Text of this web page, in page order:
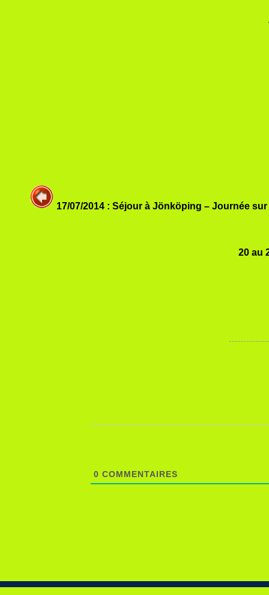
17/07/2014 : Séjour à Jönköping – Journée
20 au
0 COMMENTAIRES